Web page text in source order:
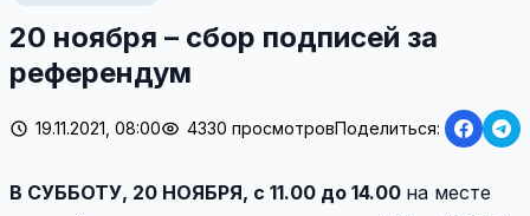
20 ноября – сбор подписей за
референдум
19.11.2021, 08:00 4330 просмотровПоделиться:
В СУББОТУ, 20 НОЯБРЯ, с 11.00 до 14.00 на месте